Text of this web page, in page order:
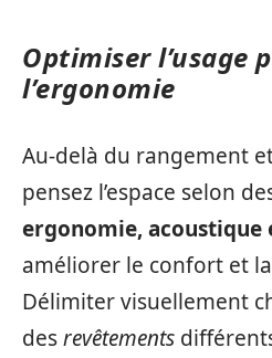
Optimiser l’usage
l’ergonomie
Au-delà du rangement
pensez l’espace selon
ergonomie, acoustique
améliorer le confort et
Délimiter visuellement
desrevêtements